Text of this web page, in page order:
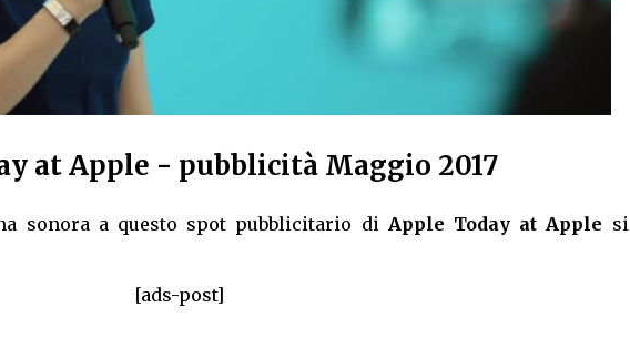
at Apple - pubblicità Maggio 2017
sonora a questo spot pubblicitario di Apple Today at Apple si
[ads-post]